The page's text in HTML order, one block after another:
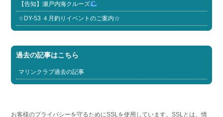
【告知】瀬戸内海クルーズ
☆DY-53 ４月釣りイベントのご案内☆
過去の記事はこちら
マリンクラブ過去の記事
お客様のプライバシーを守るためにSSLを使用しています。SSLとは、情